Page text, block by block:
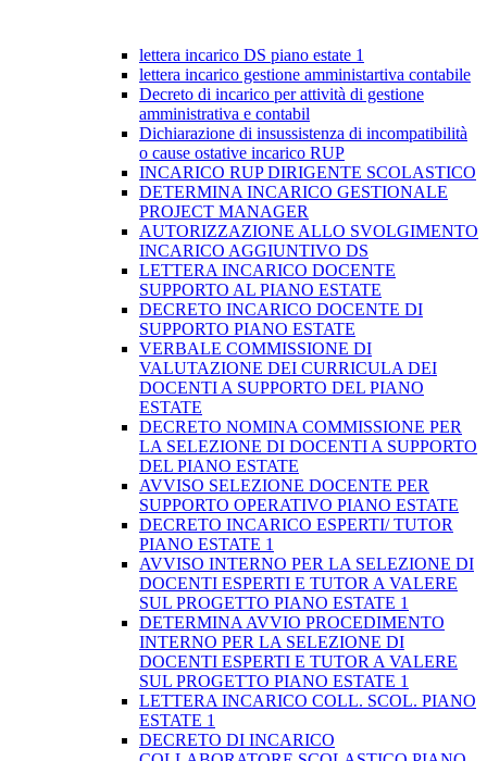
lettera incarico DS piano estate 1
lettera incarico gestione amministartiva contabile
Decreto di incarico per attività di gestione
amministrativa e contabil
Dichiarazione di insussistenza di incompatibilità
o cause ostative incarico RUP
INCARICO RUP DIRIGENTE SCOLASTICO
DETERMINA INCARICO GESTIONALE
PROJECT MANAGER
AUTORIZZAZIONE ALLO SVOLGIMENTO
INCARICO AGGIUNTIVO DS
LETTERA INCARICO DOCENTE
SUPPORTO AL PIANO ESTATE
DECRETO INCARICO DOCENTE DI
SUPPORTO PIANO ESTATE
VERBALE COMMISSIONE DI
VALUTAZIONE DEI CURRICULA DEI
DOCENTI A SUPPORTO DEL PIANO
ESTATE
DECRETO NOMINA COMMISSIONE PER
LA SELEZIONE DI DOCENTI A SUPPORTO
DEL PIANO ESTATE
AVVISO SELEZIONE DOCENTE PER
SUPPORTO OPERATIVO PIANO ESTATE
DECRETO INCARICO ESPERTI/ TUTOR
PIANO ESTATE 1
AVVISO INTERNO PER LA SELEZIONE DI
DOCENTI ESPERTI E TUTOR A VALERE
SUL PROGETTO PIANO ESTATE 1
DETERMINA AVVIO PROCEDIMENTO
INTERNO PER LA SELEZIONE DI
DOCENTI ESPERTI E TUTOR A VALERE
SUL PROGETTO PIANO ESTATE 1
LETTERA INCARICO COLL. SCOL. PIANO
ESTATE 1
DECRETO DI INCARICO